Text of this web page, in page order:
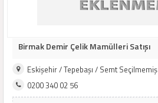
Birmak Demir Çelik Mamülleri Satışı
Eskişehir / Tepebaşı / Semt Seçilmemiş
0200 340 02 56